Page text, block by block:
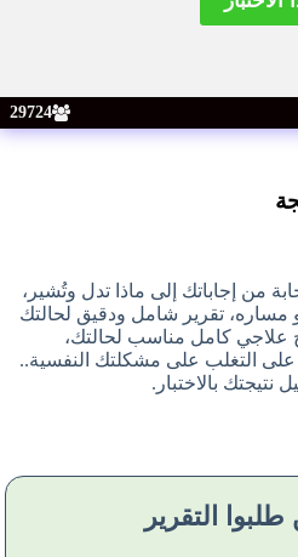
29724
إجاباتك إلى ماذا تدل وتُشير،
مساره، تقرير شامل ودقيق لحالتك
علاجي كامل مناسب لحالتك،
التغلب على مشكلتك النفسية..
نتيجتك بالاختبار.
التقرير